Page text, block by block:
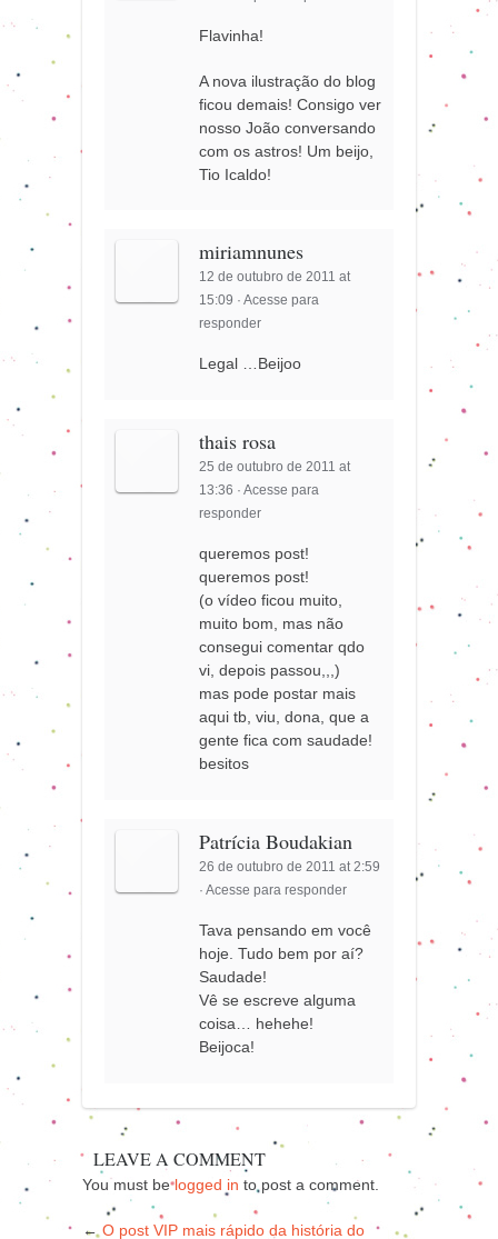
Flavinha!
A nova ilustração do blog
ficou demais! Consigo ver
nosso João conversando
com os astros! Um beijo,
Tio Icaldo!
miriamnunes
12 de outubro de 2011 at
15:09 ·Acesse para
responder
Legal …Beijoo
thais rosa
25 de outubro de 2011 at
13:36 ·Acesse para
responder
queremos post!
queremos post!
(o vídeo ficou muito,
muito bom, mas não
consegui comentar qdo
vi, depois passou,,,)
mas pode postar mais
aqui tb, viu, dona, que a
gente fica com saudade!
besitos
Patrícia Boudakian
26 de outubro de 2011 at 2:59
·Acesse para responder
Tava pensando em você
hoje. Tudo bem por aí?
Saudade!
Vê se escreve alguma
coisa… hehehe!
Beijoca!
LEAVE A COMMENT
You must belogged in to post a comment.
←O post VIP mais rápido da história do